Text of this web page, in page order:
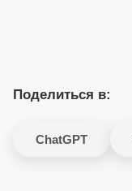
Поделиться в:
ChatGPT